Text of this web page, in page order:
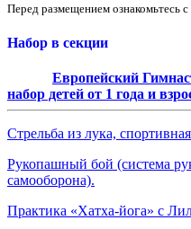
Перед размещением ознакомьтесь с
Набор в секции
Европейский
набор детей от 1 года и
Стрельба из лука,
Рукопашный бой (система
самооборона).
Практика «Хатха-йога» с